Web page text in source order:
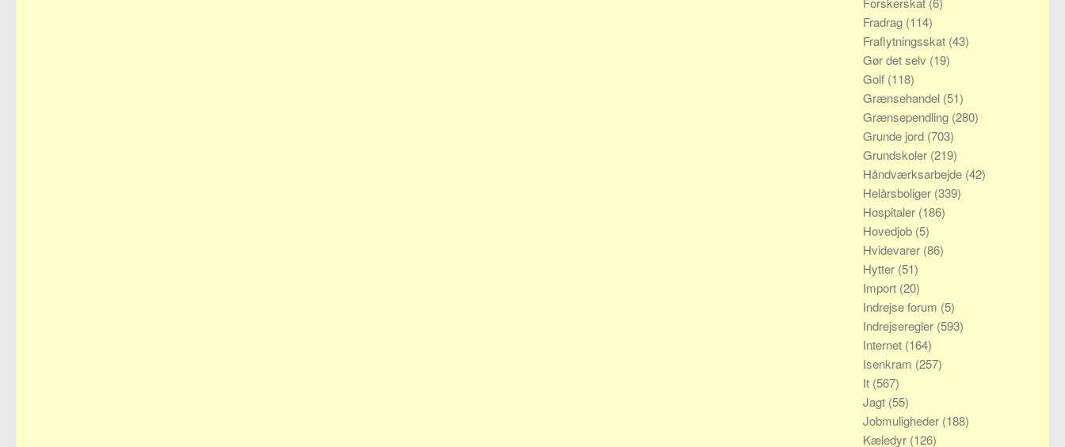
Fradrag (114)
Fraflytningsskat (43)
Gør det selv (19)
Golf (118)
Grænsehandel (51)
Grænsependling (280)
Grunde jord (703)
Grundskoler (219)
Håndværksarbejde (42)
Helårsboliger (339)
Hospitaler (186)
Hovedjob (5)
Hvidevarer (86)
Hytter (51)
Import (20)
Indrejse forum (5)
Indrejseregler (593)
Internet (164)
Isenkram (257)
It (567)
Jagt (55)
Jobmuligheder (188)
Kæledyr (126)